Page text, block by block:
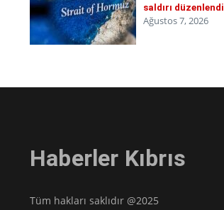
saldırı düzenlendi
Ağustos 7, 2026
Haberler Kıbrıs
Tüm hakları saklıdır @2025